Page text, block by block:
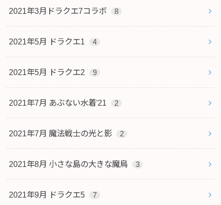
2021年3月ドラクエ7コラボ 8
2021年5月 ドラクエ1 4
2021年5月 ドラクエ2 9
2021年7月 あぶない水着'21 2
2021年7月 魔法戦士の光と影 2
2021年8月 小さな島の大きな魔鳥 3
2021年9月 ドラクエ5 7